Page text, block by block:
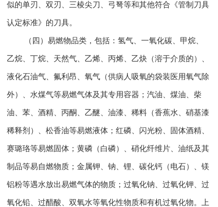
似的单刃、双刃、三棱尖刀、弓弩等和其他符合《管制刀具
认定标准》的刀具。
（四）易燃物品类，包括：氢气、一氧化碳、甲烷、
乙烷、丁烷、天然气、乙烯、丙烯、乙炔（溶于介质的）、
液化石油气、氟利昂、氧气（供病人吸氧的袋装医用氧气除
外）、水煤气等易燃气体及其专用容器；汽油、煤油、柴
油、苯、酒精、丙酮、乙醚、油漆、稀料（香蕉水、硝基漆
稀释剂）、松香油等易燃液体；红磷、闪光粉、固体酒精、
赛璐珞等易燃固体；黄磷（白磷）、硝化纤维片、油纸及其
制品等易自燃物质；金属钾、钠、锂、碳化钙（电石）、镁
铝粉等遇水放出易燃气体的物质；过氧化钠、过氧化钾、过
氧化铅、过醋酸、双氧水等氧化性物质和有机过氧化物。上